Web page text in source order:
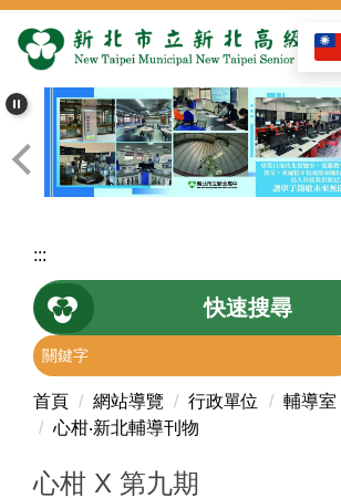
到
要
內
容
區
:::
快速搜尋
首頁 網站導覽 行政單位
輔導室
心柑‧新北輔導刊物
心柑 X 第九期